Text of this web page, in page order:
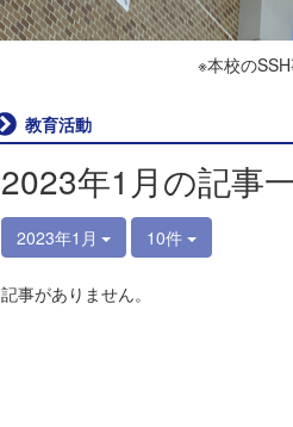
※本校の
教育活動
2023年1月の記事
2023年1月 10件
記事がありません。